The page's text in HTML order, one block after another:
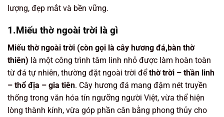
lượng, đẹp mắt và bền vững.
1.Miếu thờ ngoài trời là gì
Miếu thờ ngoài trời (còn gọi là cây hương đá,bàn thờ
thiên) là một công trình tâm linh nhỏ được làm hoàn toàn
từ đá tự nhiên, thường đặt ngoài trời đểthờ trời – thần linh
– thổ địa – gia tiên. Cây hương đá mang đậm nét truyền
thống trong văn hóa tín ngưỡng người Việt, vừa thể hiện
lòng thành kính, vừa góp phần cân bằng phong thủy cho